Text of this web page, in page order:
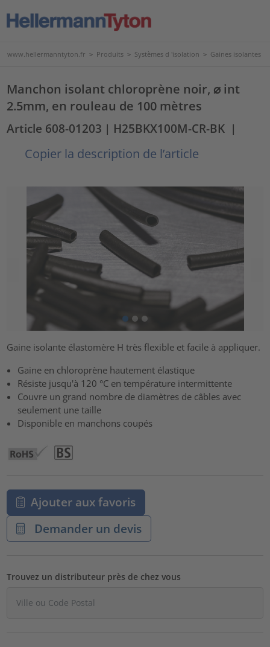
www.hellermanntyton.fr > Produits > Systèmes d 'isolation > Gaines isolantes
Manchon isolant chloroprène noir, ⌀ int
2.5mm, en rouleau de 100 mètres
Article 608-01203 | H25BKX100M-CR-BK |
Copier la description de l’article
Gaine isolante élastomère H très flexible et facile à appliquer.
Gaine en chloroprène hautement élastique
Résiste jusqu'à 120 °C en température intermittente
Couvre un grand nombre de diamètres de câbles avec
seulement une taille
Disponible en manchons coupés
Ajouter aux favoris
Demander un devis
Trouvez un distributeur près de chez vous